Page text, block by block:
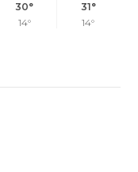
30°
14°
31°
14°